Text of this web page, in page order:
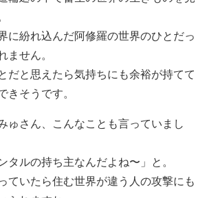
に紛れ込んだ阿修羅の世界のひとだっ
ません。
だと思えたら気持ちにも余裕が持てて
きそうです。
ゅさん、こんなことも言っていまし
タルの持ち主なんだよね〜」と。
ていたら住む世界が違う人の攻撃にも